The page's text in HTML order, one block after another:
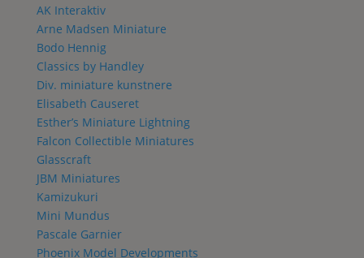
AK Interaktiv
Arne Madsen Miniature
Bodo Hennig
Classics by Handley
Div. miniature kunstnere
Elisabeth Causeret
Esther’s Miniature Lightning
Falcon Collectible Miniatures
Glasscraft
JBM Miniatures
Kamizukuri
Mini Mundus
Pascale Garnier
Phoenix Model Developments